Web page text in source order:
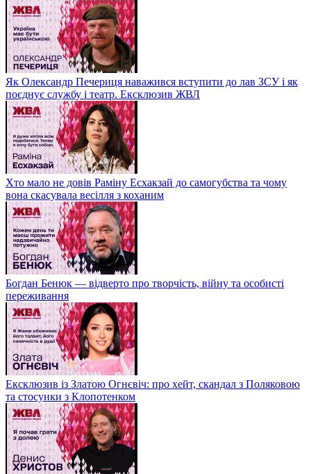
Як Олександр Печериця наважився вступити до лав ЗСУ і як
поєднує службу і театр. Ексклюзив ЖВЛ
Хто мало не довів Раміну Есхакзай до самогубства та чому
вона скасувала весілля з коханим
Богдан Бенюк — відверто про творчість, війну та особисті
переживання
Ексклюзив із Златою Огнєвіч: про хейт, скандал з Поляковою
та стосунки з Клопотенком